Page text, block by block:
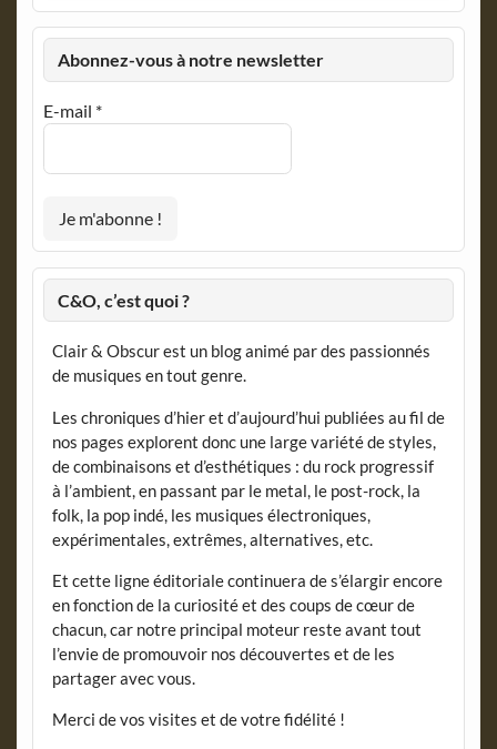
Abonnez-vous à notre newsletter
E-mail *
C&O, c’est quoi ?
Clair & Obscur est un blog animé par des passionnés
de musiques en tout genre.
Les chroniques d’hier et d’aujourd’hui publiées au fil de
nos pages explorent donc une large variété de styles,
de combinaisons et d’esthétiques : du rock progressif
à l’ambient, en passant par le metal, le post-rock, la
folk, la pop indé, les musiques électroniques,
expérimentales, extrêmes, alternatives, etc.
Et cette ligne éditoriale continuera de s’élargir encore
en fonction de la curiosité et des coups de cœur de
chacun, car notre principal moteur reste avant tout
l’envie de promouvoir nos découvertes et de les
partager avec vous.
Merci de vos visites et de votre fidélité !